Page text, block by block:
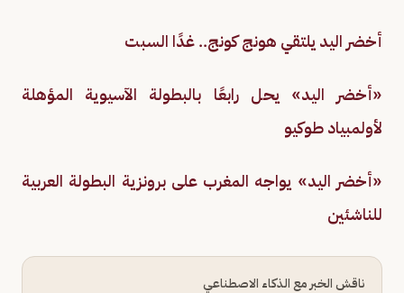
أخضر اليد يلتقي هونج كونج.. غدًا السبت
«أخضر اليد» يحل رابعًا بالبطولة الآسيوية المؤهلة
لأولمبياد طوكيو
«أخضر اليد» يواجه المغرب على برونزية البطولة العربية
للناشئين
ناقش الخبر مع الذكاء الاصطناعي